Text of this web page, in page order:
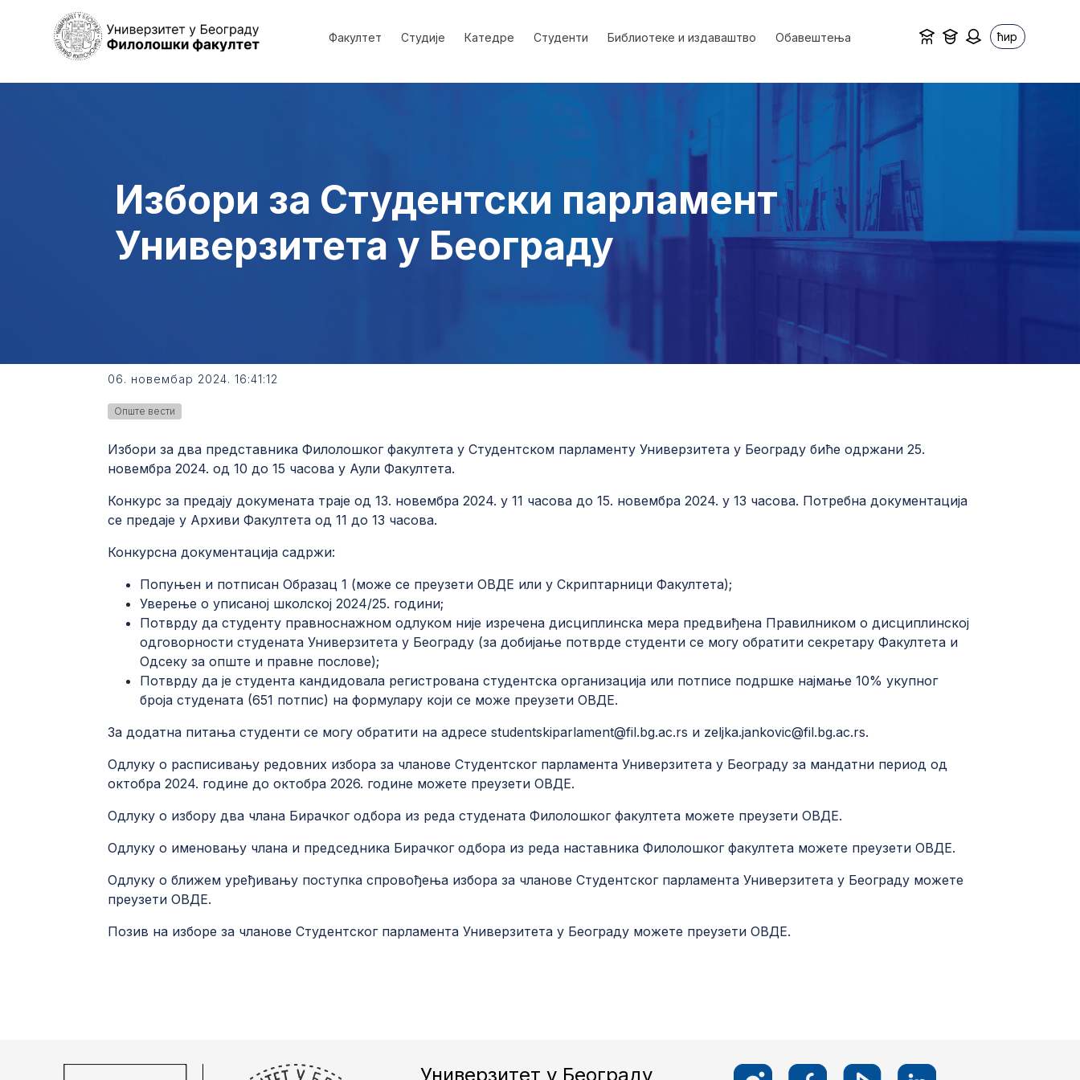
Факултет Студије Катедре Студенти Библиотеке и издаваштво Обавештења ћир
Избори за Студентски парламент
Универзитета у Београду
06. новембар 2024. 16:41:12
Опште вести
Избори за два представника Филолошког факултета у Студентском парламенту Универзитета у Београду биће одржани 25.
новембра 2024. од 10 до 15 часова у Аули Факултета.
Конкурс за предају докумената траје од 13. новембра 2024. у 11 часова до 15. новембра 2024. у 13 часова. Потребна документација
се предаје у Архиви Факултета од 11 до 13 часова.
Конкурсна документација садржи:
Попуњен и потписан Образац 1 (може се преузетиОВДЕ или у Скриптарници Факултета);
Уверење о уписаној школској 2024/25. години;
Потврду да студенту правноснажном одлуком није изречена дисциплинска мера предвиђена Правилником о дисциплинској
одговорности студената Универзитета у Београду (за добијање потврде студенти се могу обратити секретару Факултета и
Одсеку за опште и правне послове);
Потврду да је студента кандидовала регистрована студентска организација или потписе подршке најмање 10% укупног
бројa студената (651 потпис) на формулару који се може преузетиОВДЕ.
За додатна питања студенти се могу обратити на адресe studentskiparlament@fil.bg.ac.rs и zeljka.jankovic@fil.bg.ac.rs.
Одлуку о расписивању редовних избора за чланове Студентског парламента Универзитета у Београду за мандатни период од
октобра 2024. године до октобра 2026. године можете преузетиОВДЕ.
Одлуку о избору два члана Бирачког одбора из реда студената Филолошког факултета можете преузетиОВДЕ.
Одлуку о именовању члана и председника Бирачког одбора из реда наставника Филолошког факултета можете преузетиОВДЕ.
Одлуку о ближем уређивању поступка спровођења избора за чланове Студентског парламента Универзитета у Београду можете
преузетиОВДЕ.
Позив на изборе за чланове Студентског парламента Универзитета у Београду можете преузетиОВДЕ.
Универзитет у Београду